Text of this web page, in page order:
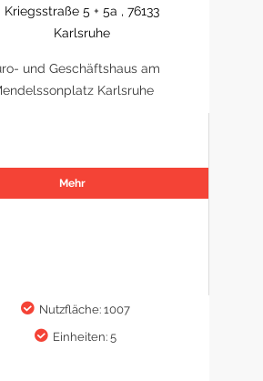
Kriegsstraße 5 + 5a , 76133
Karlsruhe
und Geschäftshaus am
Karlsruhe
Mehr
Nutzfläche: 1007
Einheiten: 5